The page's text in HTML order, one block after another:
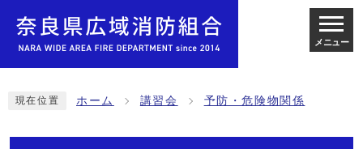
メニュー
現在位置 ホーム 講習会 予防・危険物関係